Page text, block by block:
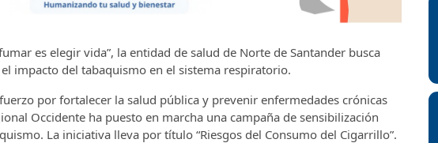
es elegir vida”, la entidad de salud de Norte de Santander busca
impacto del tabaquismo en el sistema respiratorio.
por fortalecer la salud pública y prevenir enfermedades crónicas
Occidente ha puesto en marcha una campaña de sensibilización
La iniciativa lleva por título “Riesgos del Consumo del Cigarrillo”.